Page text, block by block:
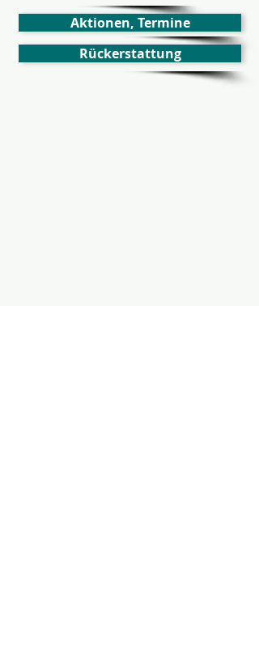
Aktionen, Termine
Rückerstattung